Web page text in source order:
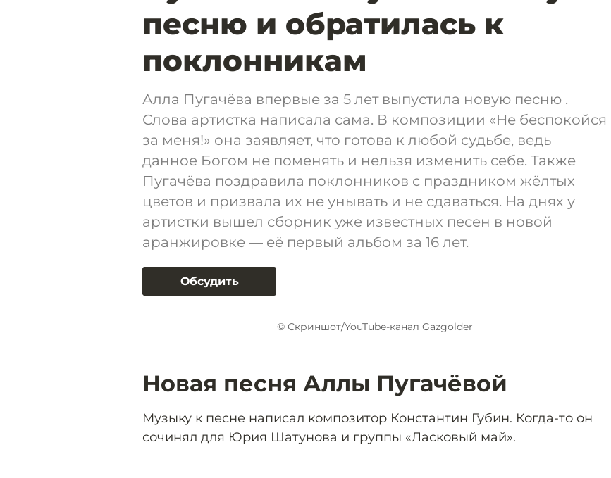
песню и обратилась к
поклонникам
Алла Пугачёва впервые за 5 лет выпустила новую песню .
Слова артистка написала сама. В композиции «Не беспокойся
за меня!» она заявляет, что готова к любой судьбе, ведь
данное Богом не поменять и нельзя изменить себе. Также
Пугачёва поздравила поклонников с праздником жёлтых
цветов и призвала их не унывать и не сдаваться. На днях у
артистки вышел сборник уже известных песен в новой
аранжировке — её первый альбом за 16 лет.
Обсудить
© Скриншот/YouTube-канал Gazgolder
Новая песня Аллы Пугачёвой
Музыку к песне написал композитор Константин Губин. Когда-то он
сочинял для Юрия Шатунова и группы «Ласковый май».